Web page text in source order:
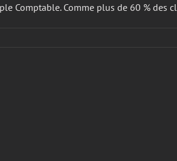
Comptable. ​Comme plus de 60 % des